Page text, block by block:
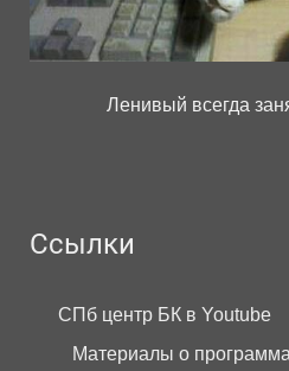
Ленивый всегда
Ссылки
СПб центр БК в Youtube
Материалы о